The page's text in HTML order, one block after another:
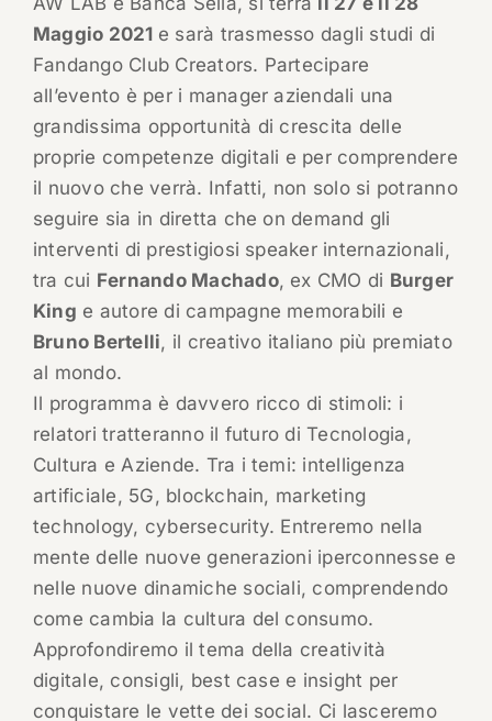
Maggio 2021 e sarà trasmesso dagli studi di
Fandango Club Creators. Partecipare
all’evento è per i manager aziendali una
grandissima opportunità di crescita delle
proprie competenze digitali e per comprendere
il nuovo che verrà. Infatti, non solo si potranno
seguire sia in diretta che on demand gli
interventi di prestigiosi speaker internazionali,
tra cui Fernando Machado, ex CMO di Burger
King e autore di campagne memorabili e
Bruno Bertelli, il creativo italiano più premiato
al mondo.
Il programma è davvero ricco di stimoli: i
relatori tratteranno il futuro di Tecnologia,
Cultura e Aziende. Tra i temi: intelligenza
artificiale, 5G, blockchain, marketing
technology, cybersecurity. Entreremo nella
mente delle nuove generazioni iperconnesse e
nelle nuove dinamiche sociali, comprendendo
come cambia la cultura del consumo.
Approfondiremo il tema della creatività
digitale, consigli, best case e insight per
conquistare le vette dei social. Ci lasceremo